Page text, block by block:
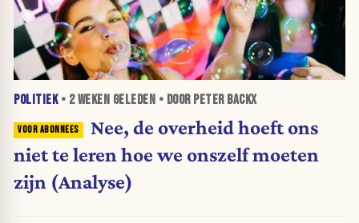
POLITIEK• 2 WEKEN GELEDEN • DOOR PETER BACKX
Nee, de overheid hoeft ons
niet te leren hoe we onszelf moeten
zijn (Analyse)